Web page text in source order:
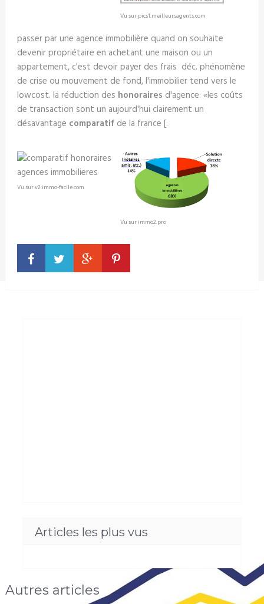
Vu sur pics1.meilleursagents.com
passer par une agence immobilière quand on souhaite
devenir propriétaire en achetant une maison ou un
appartement, c'est devoir payer des frais déc. phénomène
de crise ou mouvement de fond, l'immobilier tend vers le
lowcost. la réduction des honoraires d'agence: «les coûts
de transaction sont un aujourd'hui clairement un
désavantage comparatifde la france [.
Vu sur v2.immo-facile.com
Vu sur immo2.pro
Articles les plus vus
Autres articles